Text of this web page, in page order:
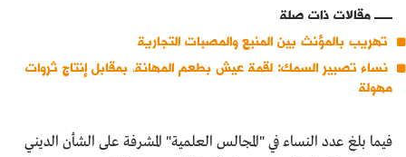
مقالات ذات صلة
تهريب بالمؤنث بين المنبع والمصبات التجارية
نساء تصبير السمك: لقمة عيش بطعم المهانة، بمقابل إنتاج ثروات
مهولة
فيما بلغ عدد النساء في "المجالس العلمية" المشرفة على الشأن الديني